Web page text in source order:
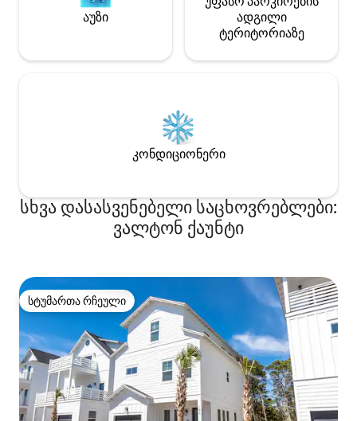
აუზი
ადგილი
ტერიტორიაზე
კონდიციონერი
სხვა დასასვენებელი საცხოვრებლები:
ვალტონ ქაუნტი
სტუმართა რჩეული
სტუმართა რჩეული